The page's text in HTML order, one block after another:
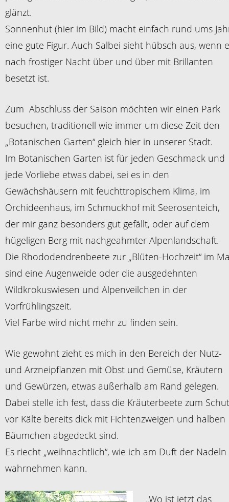
glänzt.
Sonnenhut (hier im Bild) macht einfach rund ums
eine gute Figur. Auch Salbei sieht hübsch aus, wenn
nach frostiger Nacht über und über mit Brillanten
besetzt ist.
Zum Abschluss der Saison möchten wir einen Park
besuchen, traditionell wie immer um diese Zeit den
„Botanischen Garten“ gleich hier in unserer Stadt.
Im Botanischen Garten ist für jeden Geschmack und
jede Vorliebe etwas dabei, sei es in den
Gewächshäusern mit feuchttropischem Klima, im
Orchideenhaus, im Schmuckhof mit Seerosenteich,
der mir ganz besonders gut gefällt, oder auf dem
hügeligen Berg mit nachgeahmter Alpenlandschaft.
Die Rhododendrenbeete zur „Blüten-Hochzeit“ im
sind eine Augenweide oder die ausgedehnten
Wildkrokuswiesen und Alpenveilchen in der
Vorfrühlingszeit.
Viel Farbe wird nicht mehr zu finden sein.
Wie gewohnt zieht es mich in den Bereich der Nutz-
und Arzneipflanzen mit Obst und Gemüse, Kräutern
und Gewürzen, etwas außerhalb am Rand gelegen.
Dabei stelle ich fest, dass die Kräuterbeete zum
vor Kälte bereits dick mit Fichtenzweigen und halben
Bäumchen abgedeckt sind.
Es riecht „weihnachtlich“, wie ich am Duft der Nadeln
wahrnehmen kann.
„Wo ist jetzt das